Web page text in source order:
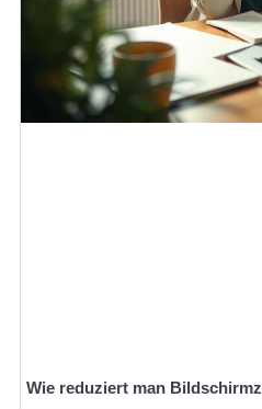
Wie reduziert man